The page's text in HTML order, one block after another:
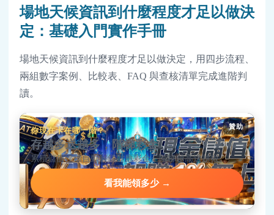
場地天候資訊到什麼程度才足以做決
定：基礎入門實作手冊
場地天候資訊到什麼程度才足以做決定，用四步流程、
兩組數字案例、比較表、FAQ 與查核清單完成進階判
讀。
贊助
你現在卡在哪一階？
存越多送越多，階梯彩金
累積儲值達標自動解鎖對應彩金，階梯越高送越狠。
看我能領多少 →